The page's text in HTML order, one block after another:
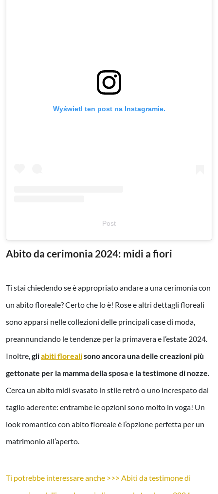
Wyświetl ten post na Instagramie.
Post
Abito da cerimonia 2024: midi a fiori
Ti stai chiedendo se è appropriato andare a una cerimonia con
un abito floreale? Certo che lo è! Rose e altri dettagli floreali
sono apparsi nelle collezioni delle principali case di moda,
preannunciando le tendenze per la primavera e l’estate 2024.
Inoltre,gliabiti florealisono ancora una delle creazioni più
gettonate per la mamma della sposa e la testimone di nozze.
Cerca un abito midi svasato in stile retrò o uno increspato dal
taglio aderente: entrambe le opzioni sono molto in voga! Un
look romantico con abito floreale è l’opzione perfetta per un
matrimonio all’aperto.
Ti potrebbe interessare anche >>> Abiti da testimone di